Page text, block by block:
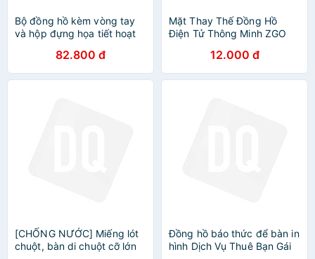
Bộ đồng hồ kèm vòng tay
và hộp đựng họa tiết hoạt
82.800 đ
Mặt Thay Thế Đồng Hồ
Điện Tử Thông Minh ZGO
Mọi Lứa Tuổi12.000 đ
[CHỐNG NƯỚC] Miếng lót
chuột, bàn di chuột cỡ lớn
Đồng hồ báo thức để bàn in
hình Dịch Vụ Thuê Bạn Gái